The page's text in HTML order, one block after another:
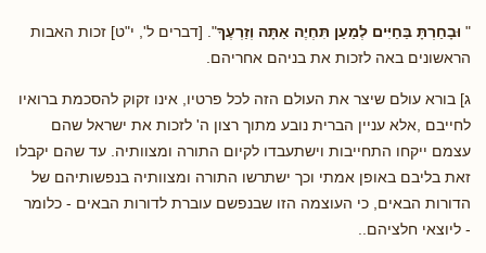
" וּבָחַרְתָּ בַּחַיִּים לְמַעַן תִּחְיֶה אַתָּה וְזַרְעֶךָ". [דברים ל', י"ט] זכות האבות
הראשונים באה לזכות את בניהם אחריהם.
ג] בורא עולם שיצר את העולם הזה לכל פרטיו, אינו זקוק להסכמת ברואיו
לחייבם ,אלא עניין הברית נובע מתוך רצון ה' לזכות את ישראל שהם
עצמם ייקחו התחייבות וישתעבדו לקיום התורה ומצוותיה. עד שהם יקבלו
זאת בליבם באופן אמתי וכך ישתרשו התורה ומצוותיה בנפשותיהם של
הדורות הבאים, כי העוצמה הזו שבנפשם עוברת לדורות הבאים - כלומר
- ליוצאי חלציהם..